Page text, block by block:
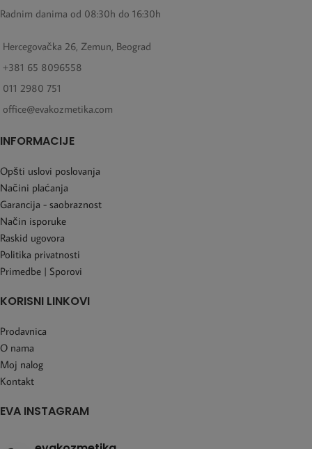
Radnim danima od 08:30h do 16:30h
Hercegovačka 26, Zemun, Beograd
+381 65 8096558
011 2980 751
office@evakozmetika.com
INFORMACIJE
Opšti uslovi poslovanja
Načini plaćanja
Garancija - saobraznost
Način isporuke
Raskid ugovora
Politika privatnosti
Primedbe | Sporovi
KORISNI LINKOVI
Prodavnica
O nama
Moj nalog
Kontakt
EVA INSTAGRAM